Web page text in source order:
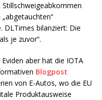
DLTimes bilanziert: Die
je zuvor“.
aber hat die IOTA
Blogpost
von E-Autos, wo die EU
Produktausweise